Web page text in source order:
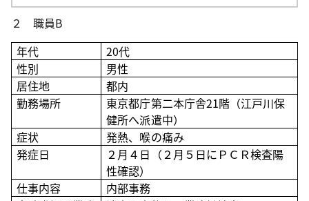
２ 職員B
年代
20代
性別
男性
居住地
都内
勤務場所
東京都庁第二本庁舎21階（江戸川保
健所へ派遣中）
症状
発熱、喉の痛み
発症日
２月４日（２月５日にＰＣＲ検査陽
性確認）
仕事内容
内部事務